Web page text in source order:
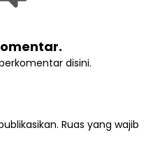
disini.
Ruas yang wajib